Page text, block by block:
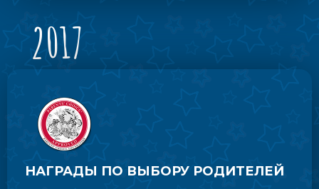
2017
НАГРАДЫ ПО ВЫБОРУ РОДИТЕЛЕЙ